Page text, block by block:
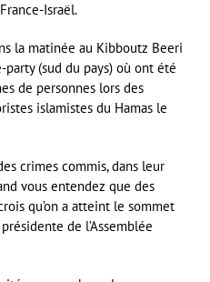
Israël.
la matinée au Kibboutz Beeri
(sud du pays) où ont été
de personnes lors des
islamistes du Hamas le
crimes commis, dans leur
vous entendez que des
qu’on a atteint le sommet
de l’Assemblée